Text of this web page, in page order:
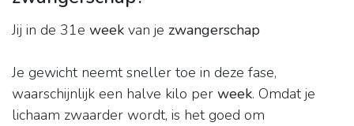
Jij in de 31e week van je zwangerschap
Je gewicht neemt sneller toe in deze fase,
waarschijnlijk een halve kilo per week. Omdat je
lichaam zwaarder wordt, is het goed om